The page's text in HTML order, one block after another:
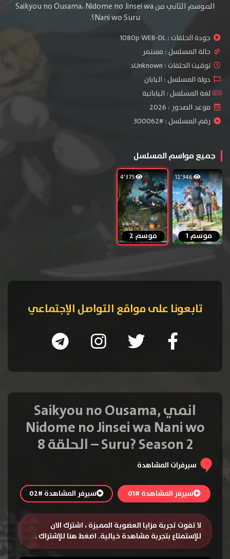
الموسم الثاني من Saikyou no Ousama، Nidome no Jinsei wa
Nani wo Suru؟.
جودة الحلقات :1080p WEB-DL
حالة المسلسل : مستمر
توقيت الحلقات : Unknownد
دولة المسلسل : اليابان
لغة المسلسل : اليابانية
موعد الصدور : 2026
رقم المسلسل : #300062
جميع مواسم المسلسل
12٬346
موسم 1
4٬375
موسم 2
تابعونا على مواقع التواصل الإجتماعي
انمي Saikyou no Ousama,
Nidome no Jinsei wa Nani wo
Suru? Season 2 – الحلقة 8
سيرفرات المشاهدة
سيرفر المشاهدة #01 سيرفر المشاهدة #02
لا تفوت تجربة مزايا العضوية المميزة ، اشترك الان
للإستمتاع بتجربة مشاهدة خيالية. اضغط هنا للإشتراك .